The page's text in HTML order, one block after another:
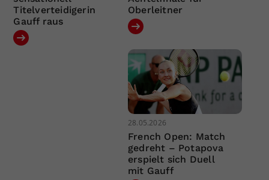
Titelverteidigerin
Gauff raus
Oberleitner
28.05.2026
French Open: Match
gedreht – Potapova
erspielt sich Duell
mit Gauff